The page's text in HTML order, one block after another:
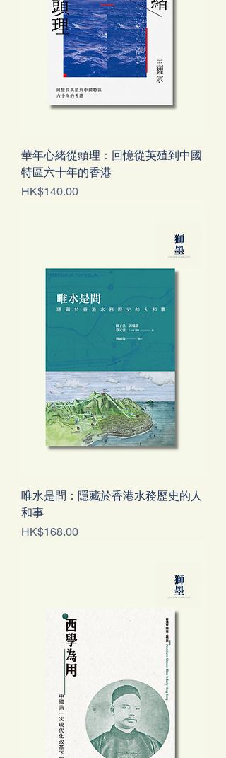
華年心緒從頭理：回憶從英殖到中國
特區六十年的香港
Price
HK$140.00
唯水是問：隱藏於香港水務歷史的人
和事
Price
HK$168.00